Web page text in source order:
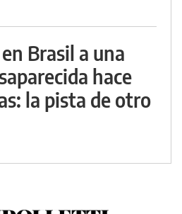
Brasil a una
hace
la pista de otro